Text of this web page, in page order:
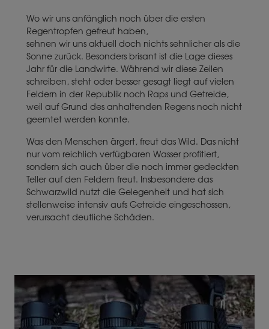
Wo wir uns anfänglich noch über die ersten
Regentropfen gefreut haben,
sehnen wir uns aktuell doch nichts sehnlicher als die
Sonne zurück. Besonders brisant ist die Lage dieses
Jahr für die Landwirte. Während wir diese Zeilen
schreiben, steht oder besser gesagt liegt auf vielen
Feldern in der Republik noch Raps und Getreide,
weil auf Grund des anhaltenden Regens noch nicht
geerntet werden konnte.
Was den Menschen ärgert, freut das Wild. Das nicht
nur vom reichlich verfügbaren Wasser profitiert,
sondern sich auch über die noch immer gedeckten
Teller auf den Feldern freut. Insbesondere das
Schwarzwild nutzt die Gelegenheit und hat sich
stellenweise intensiv aufs Getreide eingeschossen,
verursacht deutliche Schäden.